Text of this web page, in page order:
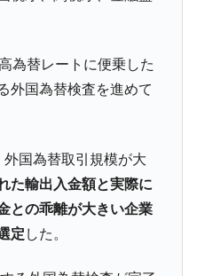
-ブランドを通報しようキ
登場！
POSCO』ズブズブ沈む。
公務員個人をターゲット
パン問題は合衆国企業に対
為替レートに便乗した
外国為替検査を進めて
国為替取引規模が大
た輸出入金額と実際に
との乖離が大きい企業
定 した。